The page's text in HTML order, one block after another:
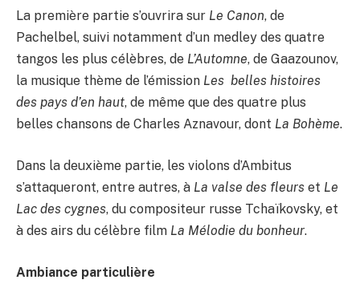
La première partie s’ouvrira sur Le Canon, de
Pachelbel, suivi notamment d’un medley des quatre
tangos les plus célèbres, de L’Automne, de Gaazounov,
la musique thème de l’émission Les belles histoires
des pays d’en haut, de même que des quatre plus
belles chansons de Charles Aznavour, dont La Bohème.
Dans la deuxième partie, les violons d’Ambitus
s’attaqueront, entre autres, à La valse des fleurs et Le
Lac des cygnes, du compositeur russe Tchaïkovsky, et
à des airs du célèbre film La Mélodie du bonheur.
Ambiance particulière